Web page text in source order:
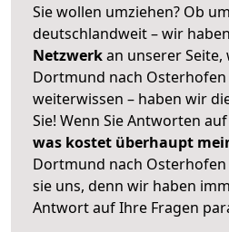
Sie wollen umziehen? Ob
deutschlandweit – wir
Netzwerkan unserer Seite,
Dortmund nach Osterhofen
weiterwissen – haben wir
Sie! Wenn Sie Antworten
was kostet überhaupt
Dortmund nach Osterhofen
sie uns, denn wir haben
Antwort auf Ihre Fragen